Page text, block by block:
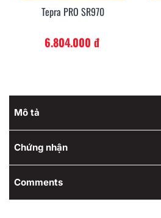
Tepra PRO SR970
6.804.000 đ
Mô tả
Chứng nhận
Comments